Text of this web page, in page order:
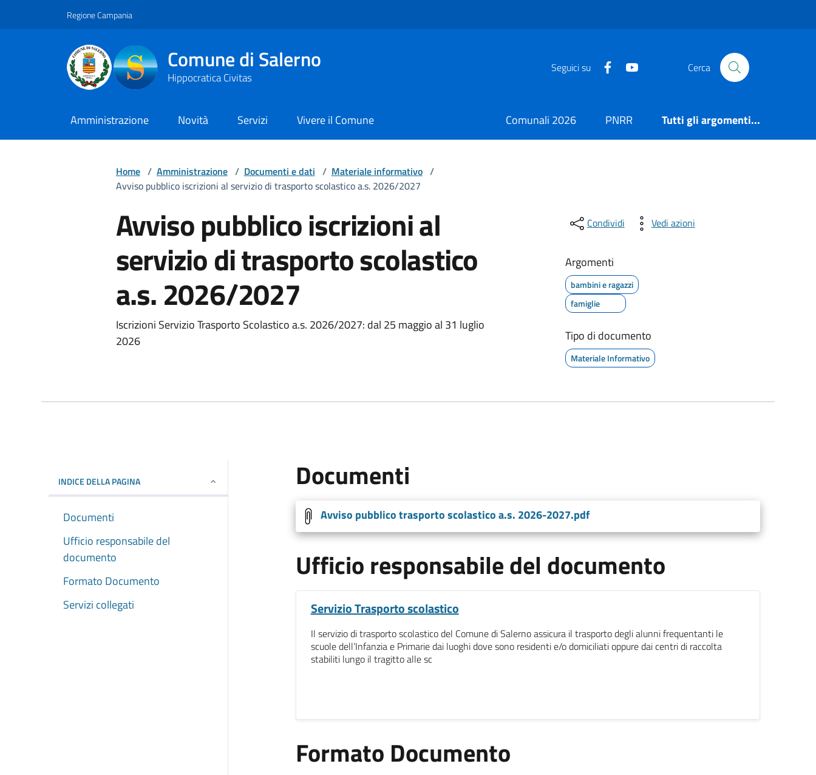
Regione Campania
Comune di Salerno
Hippocratica Civitas
Seguici su https://it-it.facebook.com/ComuneSalerno
https://www.youtube.com/user/
Cerca
Amministrazione Novità Servizi Vivere il Comune Comunali 2026 PNRR Tutti gli argomenti...
Home / Amministrazione / Documenti e dati / Materiale informativo /
Avviso pubblico iscrizioni al servizio di trasporto scolastico a.s. 2026/2027
Avviso pubblico iscrizioni al
servizio di trasporto scolastico
a.s. 2026/2027
Iscrizioni Servizio Trasporto Scolastico a.s. 2026/2027: dal 25 maggio al 31 luglio
2026
Condividi Vedi azioni
Argomenti
bambini e ragazzi
famiglie
Tipo di documento
Materiale Informativo
INDICE DELLA PAGINA
Documenti
Ufficio responsabile del
documento
Formato Documento
Servizi collegati
Documenti
Avviso pubblico trasporto scolastico a.s. 2026-2027.pdf
Ufficio responsabile del documento
Servizio Trasporto scolastico
Il servizio di trasporto scolastico del Comune di Salerno assicura il trasporto degli alunni frequentanti le
scuole dell’Infanzia e Primarie dai luoghi dove sono residenti e/o domiciliati oppure dai centri di raccolta
stabiliti lungo il tragitto alle sc
Formato Documento